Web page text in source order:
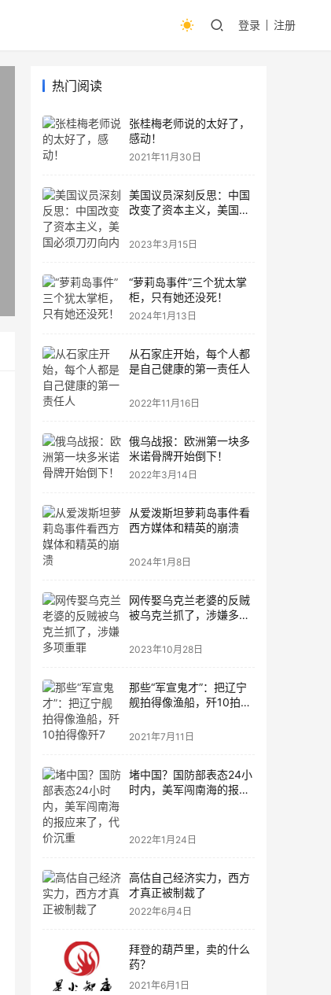
登录 注册
热门阅读
张桂梅老师说的太好了，
感动！
2021年11月30日
美国议员深刻反思：中国
改变了资本主义，美国必
2023年3月15日
“萝莉岛事件”三个犹太掌
柜，只有她还没死！
2024年1月13日
从石家庄开始，每个人都
是自己健康的第一责任人
2022年11月16日
俄乌战报：欧洲第一块多
米诺骨牌开始倒下！
2022年3月14日
从爱泼斯坦萝莉岛事件看
西方媒体和精英的崩溃
2024年1月8日
网传娶乌克兰老婆的反贼
被乌克兰抓了，涉嫌多项
2023年10月28日
那些“军宣鬼才”：把辽宁
舰拍得像渔船，歼10拍得
2021年7月11日
堵中国？国防部表态24小
时内，美军闯南海的报应
2022年1月24日
高估自己经济实力，西方
才真正被制裁了
2022年6月4日
拜登的葫芦里，卖的什么
药？
2021年6月1日